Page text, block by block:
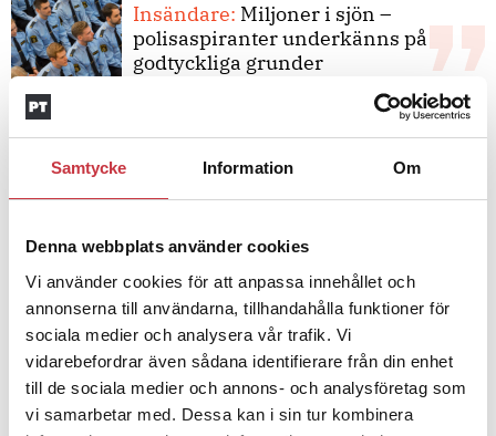
Samtycke Information Om
Denna webbplats använder cookies
Vi använder cookies för att anpassa innehållet och
annonserna till användarna, tillhandahålla funktioner för
sociala medier och analysera vår trafik. Vi
vidarebefordrar även sådana identifierare från din enhet
till de sociala medier och annons- och analysföretag som
vi samarbetar med. Dessa kan i sin tur kombinera
Insändare: Miljoner i sjön –
polisaspiranter underkänns på
godtyckliga grunder
Jens Mårtensson:
Snart 20 år i tjänst
– nu ska han lära sig grunderna
4 juni 2026
Polisregionen erkänner fel: ”Kommer
att rättas till”